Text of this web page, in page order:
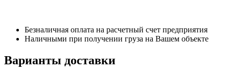
Безналичная оплата на расчетный счет предприятия
Наличными при получении груза на Вашем объекте
Варианты доставки